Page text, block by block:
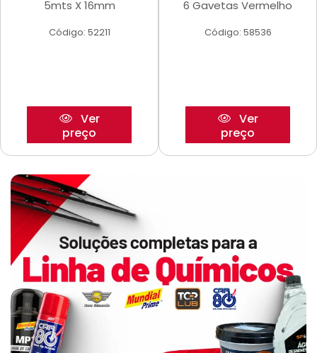
5mts X 16mm
Código: 52211
Ver
preço
6 Gavetas Vermelho
Código: 58536
Ver
preço